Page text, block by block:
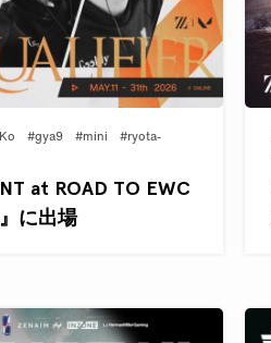
#gya9 #mini
#ryota-
at ROAD TO EWC
に出場